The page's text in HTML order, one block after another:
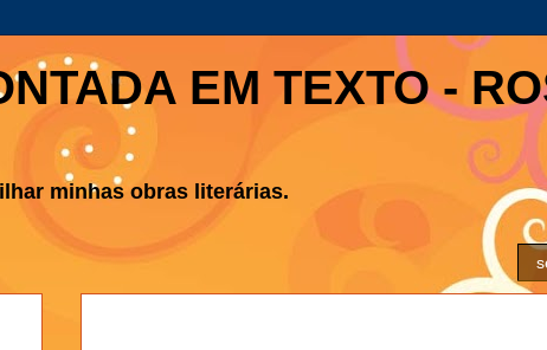
EM TEXTO -
minhas obras literárias.